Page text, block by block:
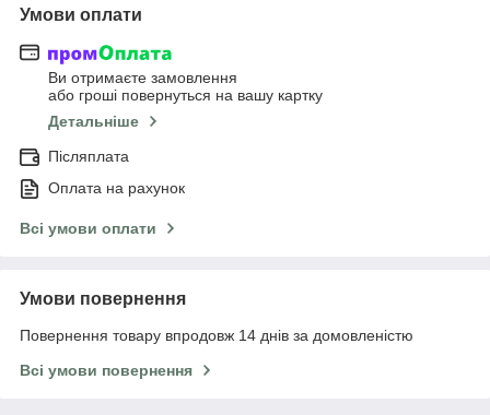
Умови оплати
Ви отримаєте замовлення
або гроші повернуться на вашу картку
Детальніше
Післяплата
Оплата на рахунок
Всі умови оплати
Умови повернення
Повернення товару впродовж 14 днів за домовленістю
Всі умови повернення